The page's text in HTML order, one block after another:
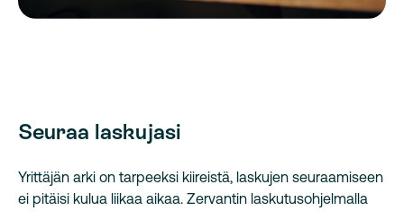
Seuraa laskujasi
Yrittäjän arki on tarpeeksi kiireistä, laskujen seuraamiseen
ei pitäisi kulua liikaa aikaa. Zervantin laskutusohjelmalla